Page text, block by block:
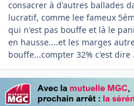
consacrer à d'autres ballades
lucratif, comme lee fameux
qui n'est pas bouffe et là le
en hausse....et les marges
bouffe...compter 32% c'est dire